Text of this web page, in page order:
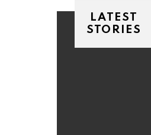
LATEST
STORIES